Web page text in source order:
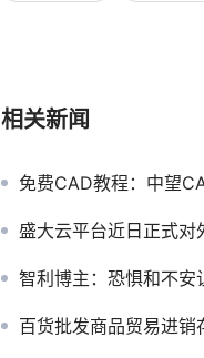
相关新闻
免费CAD教程：中望
盛大云平台近日正式对
智利博主：恐惧和不安
百货批发商品贸易进